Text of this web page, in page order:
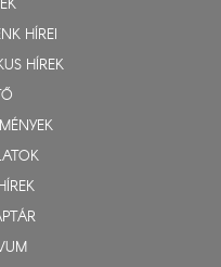
HÍREI
HÍREK